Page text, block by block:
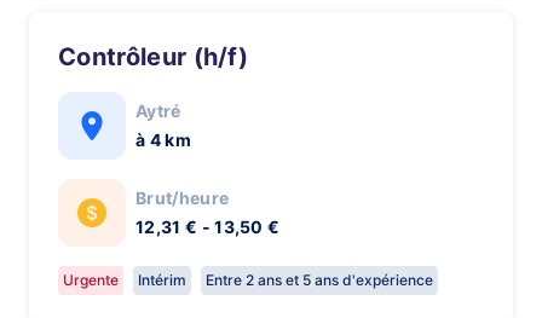
Contrôleur (h/f)
Aytré
à 4 km
Brut/heure
12,31 € - 13,50 €
Urgente Intérim Entre 2 ans et 5 ans d'expérience